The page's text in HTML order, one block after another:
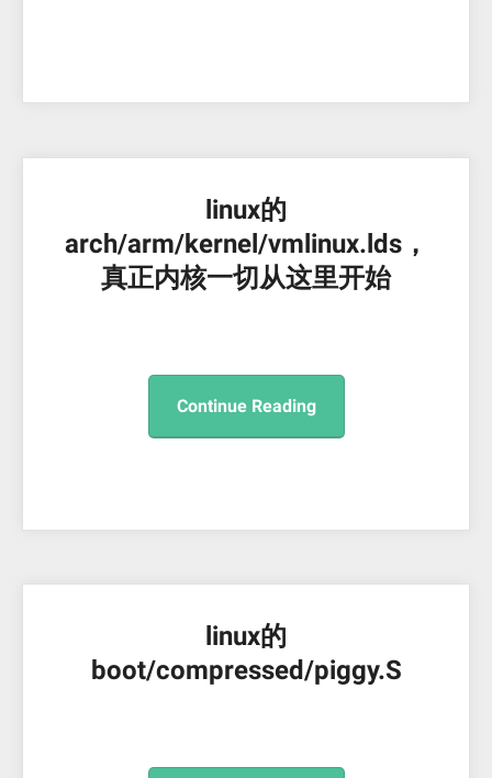
linux的
arch/arm/kernel/vmlinux.lds，
真正内核一切从这里开始
Continue Reading
linux的
boot/compressed/piggy.S